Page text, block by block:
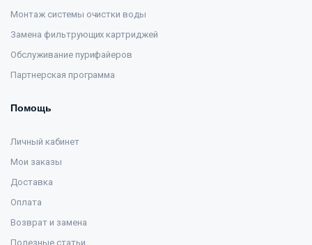
Монтаж системы очистки воды
Замена фильтрующих картриджей
Обслуживание пурифайеров
Партнерская программа
Помощь
Личный кабинет
Мои заказы
Доставка
Оплата
Возврат и замена
Полезные статьи